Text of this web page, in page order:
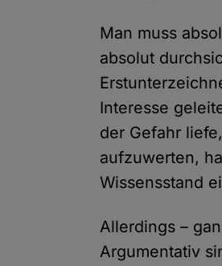
Man muss
absolut
Interesse
der Gefahr
aufzuwerten,
Wissensstand
Allerdings –
Argumentativ